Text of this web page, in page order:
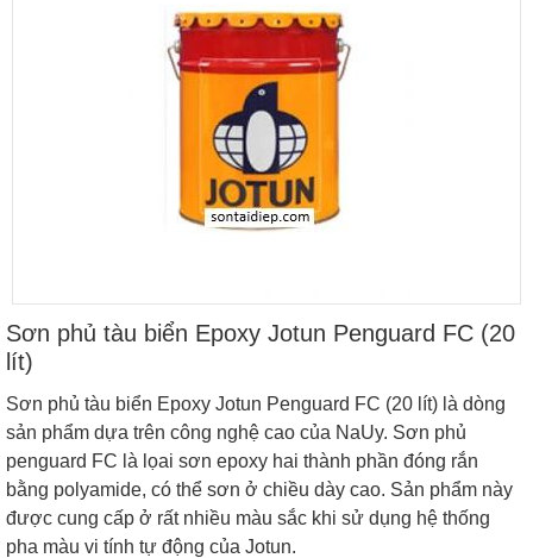
Sơn phủ tàu biển Epoxy Jotun Penguard FC (20
lít)
Sơn phủ tàu biển Epoxy Jotun Penguard FC (20 lít) là dòng
sản phẩm dựa trên công nghệ cao của NaUy. Sơn phủ
penguard FC là lọai sơn epoxy hai thành phần đóng rắn
bằng polyamide, có thể sơn ở chiều dày cao. Sản phẩm này
được cung cấp ở rất nhiều màu sắc khi sử dụng hệ thống
pha màu vi tính tự động của Jotun.